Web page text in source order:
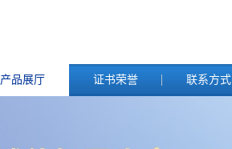
产品展厅 证书荣誉 联系方式